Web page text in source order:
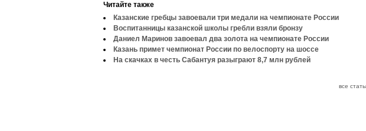
Читайте также
Казанские гребцы завоевали три медали на чемпионате России
Воспитанницы казанской школы гребли взяли бронзу
Даниел Маринов завоевал два золота на чемпионате России
Казань примет чемпионат России по велоспорту на шоссе
На скачках в честь Сабантуя разыграют 8,7 млн рублей
все